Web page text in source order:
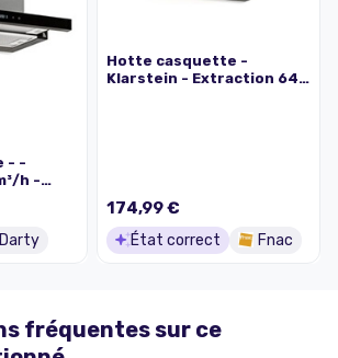
- -
h -
Darty
Hotte casquette -
Klarstein - Extraction 640
174,99 €
État correct Fnac
fréquentes sur ce